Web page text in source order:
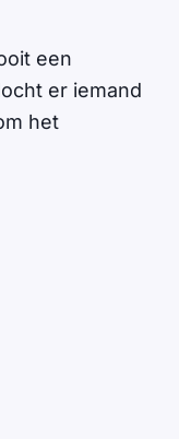
een
er iemand
het